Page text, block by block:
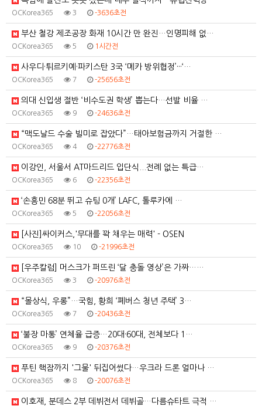
OCKorea365 3 -3636초전
부산 철강 제조공장 화재 10시간 만 완진…인명피해 없…
OCKorea365 5 1시간전
사우디·튀르키예·파키스탄 3국 ‘메카 방위협정’···‘…
OCKorea365 7 -25656초전
의대 신입생 절반 ‘비수도권 학생’ 뽑는다…선발 비율 …
OCKorea365 9 -24636초전
“맥도날드 수술 빌미로 잡았다”…태아보험금까지 거절한 …
OCKorea365 4 -22776초전
이강인, 서울서 AT마드리드 입단식...전례 없는 특급…
OCKorea365 6 -22356초전
‘손흥민 68분 뛰고 슈팅 0개’ LAFC, 톨루카에 …
OCKorea365 5 -22056초전
[사진]싸이커스,'무대를 꽉 채우는 매력' - OSEN
OCKorea365 10 -21996초전
[우주칼럼] 머스크가 퍼뜨린 ‘달 충돌 영상’은 가짜……
OCKorea365 3 -20976초전
“몰상식, 우롱”…국힘, 황희 ‘폐버스 청년 주택’ 3…
OCKorea365 7 -20436초전
‘불장 마통’ 연체율 급증…20대·60대, 전체보다 1…
OCKorea365 9 -20376초전
푸틴 핵잠까지 '그물' 뒤집어썼다…우크라 드론 얼마나 …
OCKorea365 8 -20076초전
이호재, 분데스 2부 데뷔전서 데뷔골…다름슈타트 극적 …